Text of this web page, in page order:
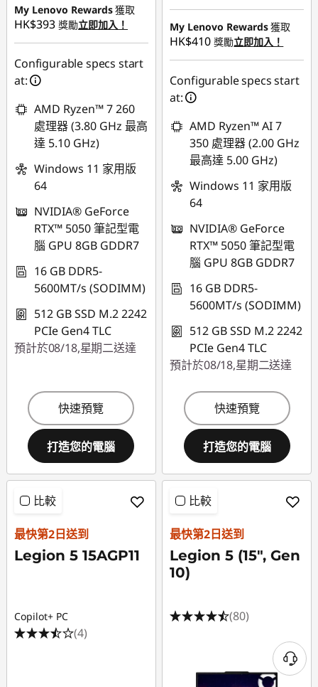
My Lenovo Rewards獲取
HK$393 獎勵立即加入！
Configurable specs start
at:
AMD Ryzen™ 7 260
處理器 (3.80 GHz 最高
達 5.10 GHz)
Windows 11 家用版
64
NVIDIA® GeForce
RTX™ 5050 筆記型電
腦 GPU 8GB GDDR7
16 GB DDR5-
5600MT/s (SODIMM)
512 GB SSD M.2 2242
PCIe Gen4 TLC
預計於08/18,星期二送達
快速預覽
打造您的電腦
My Lenovo Rewards獲取
HK$410 獎勵立即加入！
Configurable specs start
at:
AMD Ryzen™ AI 7
350 處理器 (2.00 GHz
最高達 5.00 GHz)
Windows 11 家用版
64
NVIDIA® GeForce
RTX™ 5050 筆記型電
腦 GPU 8GB GDDR7
16 GB DDR5-
5600MT/s (SODIMM)
512 GB SSD M.2 2242
PCIe Gen4 TLC
預計於08/18,星期二送達
快速預覽
打造您的電腦
比較
最快第2日送到
Legion 5 15AGP11
Copilot+ PC
(4)
比較
最快第2日送到
Legion 5 (15", Gen
10)
(80)